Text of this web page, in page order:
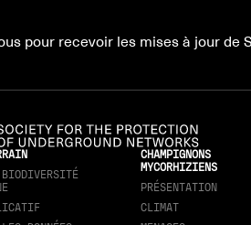
pour recevoir les mises à jour de
CHAMPIGNONS
MYCORHIZIENS
PRÉSENTATION
CLIMAT